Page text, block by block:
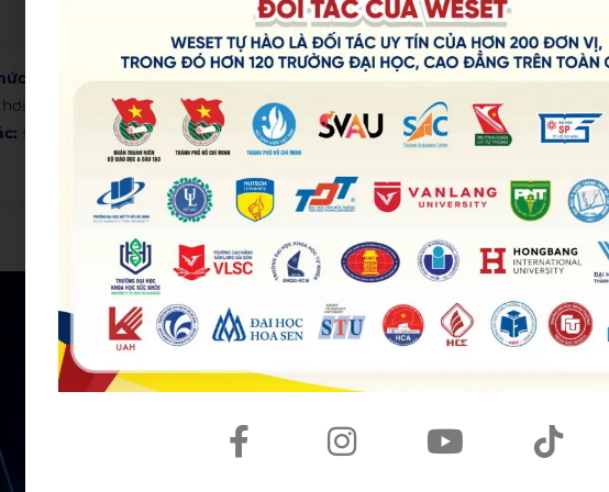
lớn:
Với người mới bắt đầu tiếp cận trình độ B1, lượng từ vựng trong
nhiều.
Để khai thác hết giá trị của Empower B1, người học cần cam kết thời gian